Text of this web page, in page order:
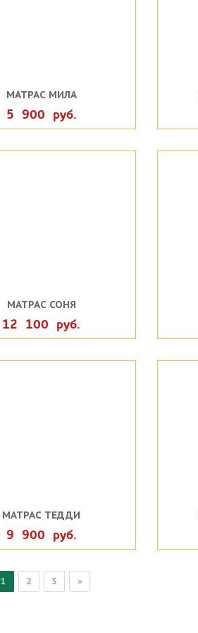
МАТРАС МИЛА
5 900 руб.
МАТРАС СОНЯ
12 100 руб.
МАТРАС ТЕДДИ
9 900 руб.
1 2 3 »